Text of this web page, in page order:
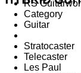
RS
Category
Guitar
Stratocaster
Telecaster
Les Paul